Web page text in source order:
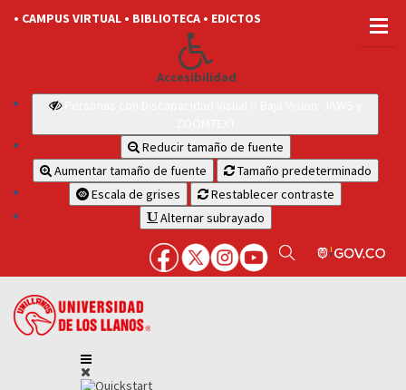
• CAMPUS VIRTUAL • BIBLIOTECA • EDICTOS
Accesibilidad
Reducir tamaño de fuente
Aumentar tamaño de fuente
Tamaño predeterminado
Escala de grises
Restablecer contraste
Alternar subrayado